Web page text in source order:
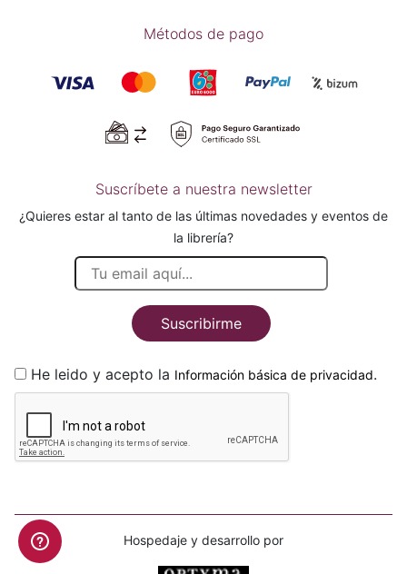
Métodos de pago
Suscríbete a nuestra newsletter
¿Quieres estar al tanto de las últimas novedades y eventos de
la librería?
Suscribirme
He leido y acepto la Información básica de privacidad.
Hospedaje y desarrollo por